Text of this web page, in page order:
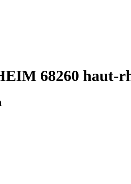
68260 haut-